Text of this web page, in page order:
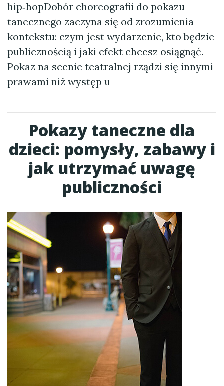
hip‑hopDobór choreografii do pokazu
tanecznego zaczyna się od zrozumienia
kontekstu: czym jest wydarzenie, kto będzie
publicznością i jaki efekt chcesz osiągnąć.
Pokaz na scenie teatralnej rządzi się innymi
prawami niż występ u
Pokazy taneczne dla
dzieci: pomysły, zabawy i
jak utrzymać uwagę
publiczności